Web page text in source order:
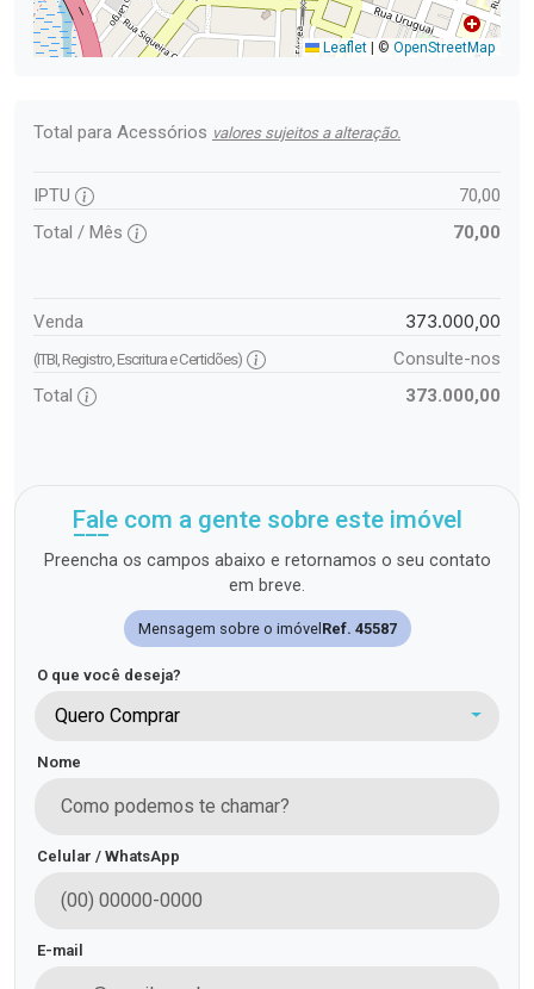
Leaflet | © OpenStreetMap
Total para Acessórios valores sujeitos a alteração.
IPTU
70,00
Total / Mês
70,00
Venda 373.000,00
(ITBI, Registro, Escritura e Certidões)
Consulte-nos
Total
373.000,00
Fale com a gente sobre este imóvel
Preencha os campos abaixo e retornamos o seu contato
em breve.
Mensagem sobre o imóvelRef. 45587
O que você deseja?
Quero Comprar
Nome
Celular / WhatsApp
E-mail